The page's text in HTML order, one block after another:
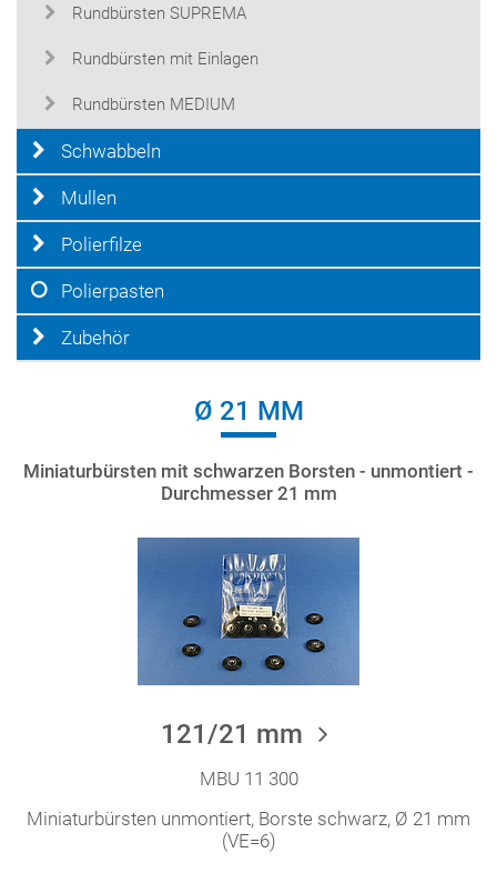
Rundbürsten SUPREMA
Rundbürsten mit Einlagen
Rundbürsten MEDIUM
Schwabbeln
Mullen
Polierfilze
Polierpasten
Zubehör
Ø 21 MM
Miniaturbürsten mit schwarzen Borsten - unmontiert -
Durchmesser 21 mm
121/21 mm
MBU 11 300
Miniaturbürsten unmontiert, Borste schwarz, Ø 21 mm
(VE=6)